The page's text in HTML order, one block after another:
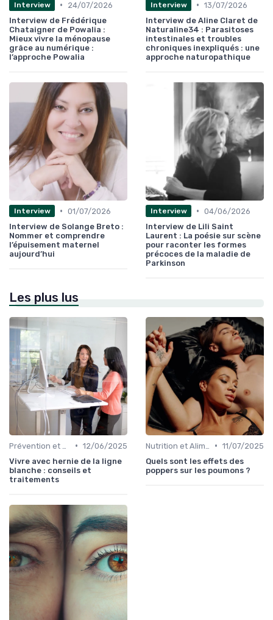
Interview •
24/07/2026
Interview de Frédérique
Chataigner de Powalia :
Mieux vivre la ménopause
grâce au numérique :
l’approche Powalia
Interview • 13/07/2026
Interview de Aline Claret de
Naturaline34 : Parasitoses
intestinales et troubles
chroniques inexpliqués : une
approche naturopathique
Interview • 01/07/2026
Interview de Solange Breto :
Nommer et comprendre
l’épuisement maternel
aujourd’hui
Interview • 04/06/2026
Interview de Lili Saint
Laurent : La poésie sur scène
pour raconter les formes
précoces de la maladie de
Parkinson
Les plus lus
• 12/06/2025
Vivre avec hernie de la ligne
blanche : conseils et
traitements
• 11/07/2025
Quels sont les effets des
poppers sur les poumons ?